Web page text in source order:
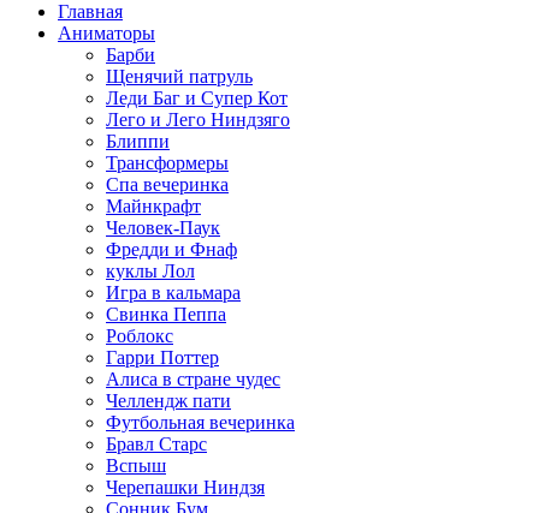
Главная
Аниматоры
Барби
Щенячий патруль
Леди Баг и Супер Кот
Лего и Лего Ниндзяго
Блиппи
Трансформеры
Спа вечеринка
Майнкрафт
Человек-Паук
Фредди и Фнаф
куклы Лол
Игра в кальмара
Свинка Пеппа
Роблокс
Гарри Поттер
Алиса в стране чудес
Челлендж пати
Футбольная вечеринка
Бравл Старс
Вспыш
Черепашки Ниндзя
Сонник Бум